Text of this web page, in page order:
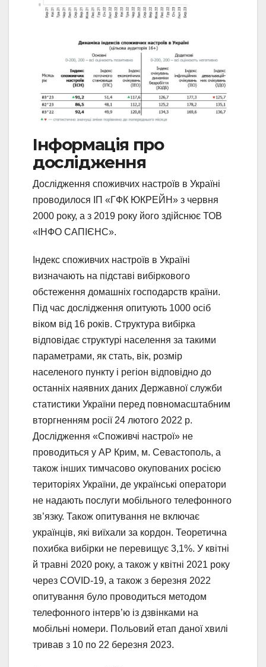
Інформація про
дослідження
Дослідження споживчих настроїв в Україні
проводилося ІП «ГФК ЮКРЕЙН» з червня
2000 року, а з 2019 року його здійснює ТОВ
«ІНФО САПІЄНС».
Індекс споживчих настроїв в Україні
визначають на підставі вибіркового
обстеження домашніх господарств країни.
Під час дослідження опитують 1000 осіб
віком від 16 років. Структура вибірка
відповідає структурі населення за такими
параметрами, як стать, вік, розмір
населеного пункту і регіон відповідно до
останніх наявних даних Державної служби
статистики України перед повномасштабним
вторгненням росії 24 лютого 2022 р.
Дослідження «Споживчі настрої» не
проводиться у АР Крим, м. Севастополь, а
також інших тимчасово окупованих росією
територіях України, де українські оператори
не надають послуги мобільного телефонного
зв’язку. Також опитування не включає
українців, які виїхали за кордон. Теоретична
похибка вибірки не перевищує 3,1%. У квітні
й травні 2020 року, а також у квітні 2021 року
через COVID-19, а також з березня 2022
опитування було проводиться методом
телефонного інтерв’ю із дзвінками на
мобільні номери. Польовий етап даної хвилі
тривав з 10 по 22 березня 2023.